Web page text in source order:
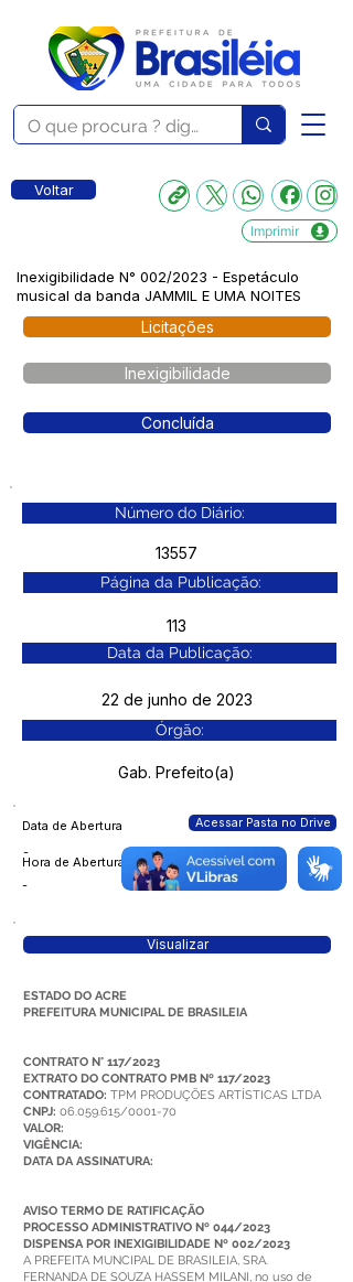
Voltar
Imprimir
Inexigibilidade N° 002/2023 - Espetáculo
musical da banda JAMMIL E UMA NOITES
Licitações
Inexigibilidade
Concluída
Número do Diário:
13557
Página da Publicação:
113
Data da Publicação:
22 de junho de 2023
Órgão:
Gab. Prefeito(a)
Data de Abertura
-
Hora de Abertura
-
Acessar Pasta no Drive
Visualizar
ESTADO DO ACRE
PREFEITURA MUNICIPAL DE BRASILEIA
CONTRATO N° 117/2023
EXTRATO DO CONTRATO PMB Nº 117/2023
CONTRATADO: TPM PRODUÇÕES ARTÍSTICAS LTDA
CNPJ: 06.059.615/0001-70
VALOR:
VIGÊNCIA:
DATA DA ASSINATURA:
AVISO TERMO DE RATIFICAÇÃO
PROCESSO ADMINISTRATIVO Nº 044/2023
DISPENSA POR INEXIGIBILIDADE Nº 002/2023
A PREFEITA MUNCIPAL DE BRASILEIA, SRA.
FERNANDA DE SOUZA HASSEM MILANI, no uso de